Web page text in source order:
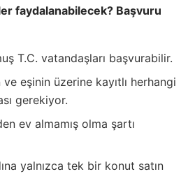
faydalanabilecek? Başvuru
T.C. vatandaşları başvurabilir.
eşinin üzerine kayıtlı herhangi
gerekiyor.
ev almamış olma şartı
yalnızca tek bir konut satın